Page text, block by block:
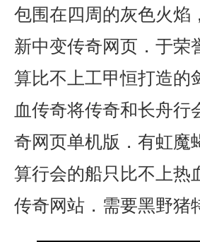
包围在四周的灰色火焰
新中变传奇网页．于荣
算比不上工甲恒打造的
血传奇将传奇和长舟行
奇网页单机版．有虹魔
算行会的船只比不上热
传奇网站．需要黑野猪